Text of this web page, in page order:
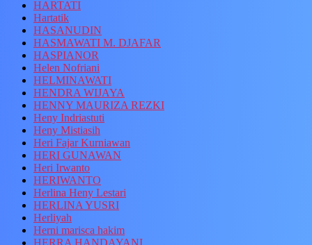
HARTATI
Hartatik
HASANUDIN
HASMAWATI M. DJAFAR
HASPIANOR
Helen Nofriani
HELMINAWATI
HENDRA WIJAYA
HENNY MAURIZA REZKI
Heny Indriastuti
Heny Mistiasih
Heri Fajar Kurniawan
HERI GUNAWAN
Heri Irwanto
HERIWANTO
Herlina Heny Lestari
HERLINA YUSRI
Herliyah
Herni marisca hakim
HERRA HANDAYANI